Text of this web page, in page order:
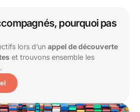
pourquoi pas
lors d’unappel de découverte
et trouvons ensemble les